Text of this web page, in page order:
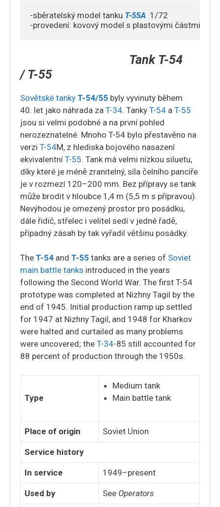
-sběratelský model tanku T-55A 1/72
-provedení: kovový model s plastovými částmi
Tank T-54
/ T-55
Sovětské tanky T-54/55 byly vyvinuty během
40. let jako náhrada za T-34. Tanky T-54 a T-55
jsou si velmi podobné a na první pohled
nerozeznatelné. Mnoho T-54 bylo přestavěno na
verzi T-54M, z hlediska bojového nasazení
ekvivalentní T-55. Tank má velmi nízkou siluetu,
díky které je méně zranitelný, síla čelního pancíře
je v rozmezí 120–200 mm. Bez přípravy se tank
může brodit v hloubce 1,4 m (5,5 m s přípravou).
Nevýhodou je omezený prostor pro posádku,
dále řidič, střelec i velitel sedí v jedné řadě,
případný zásah by tak vyřadil většinu posádky.
The T-54 and T-55 tanks are a series of Soviet
main battle tanks introduced in the years
following the Second World War. The first T-54
prototype was completed at Nizhny Tagil by the
end of 1945. Initial production ramp up settled
for 1947 at Nizhny Tagil, and 1948 for Kharkov
were halted and curtailed as many problems
were uncovered; the T-34-85 still accounted for
88 percent of production through the 1950s.
Type
Medium tank
Main battle tank
Place of origin Soviet Union
Service history
In service 1949–present
Used by See Operators